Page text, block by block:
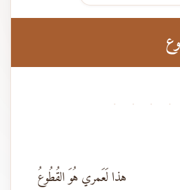
· · · ·
هذا لَعَمري هُوَ القُطُوعُ